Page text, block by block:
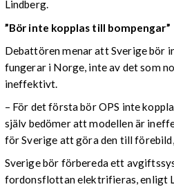
Lindberg.
”Bör inte kopplas till bompengar”
Debattören menar att Sverige bör
fungerar i Norge, inte av det som
ineffektivt.
– För det första bör OPS inte
själv bedömer att modellen är
för Sverige att göra den till förebild,
Sverige bör förbereda ett
fordonsflottan elektrifieras, enligt